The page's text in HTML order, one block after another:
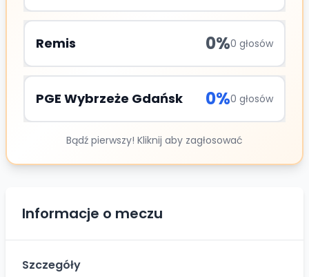
Remis 0%0 głosów
PGE Wybrzeże Gdańsk 0%0 głosów
Bądź pierwszy! Kliknij aby zagłosować
Informacje o meczu
Szczegóły